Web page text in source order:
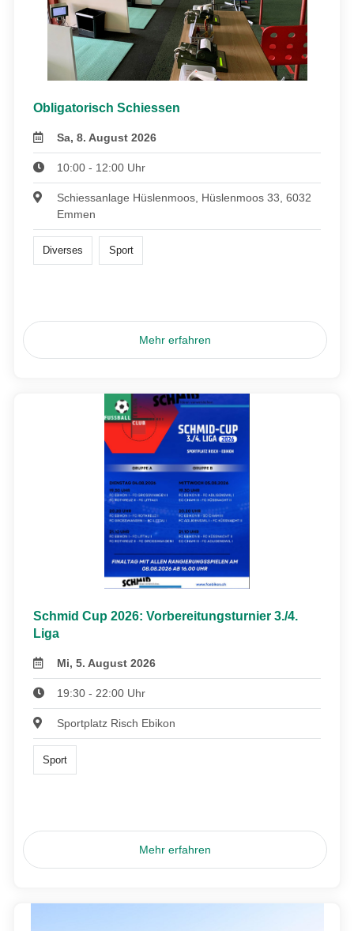
Obligatorisch Schiessen
Sa, 8. August 2026
10:00 - 12:00 Uhr
Schiessanlage Hüslenmoos, Hüslenmoos 33, 6032
Emmen
Diverses Sport
Mehr erfahren
Schmid Cup 2026: Vorbereitungsturnier 3./4.
Liga
Mi, 5. August 2026
19:30 - 22:00 Uhr
Sportplatz Risch Ebikon
Sport
Mehr erfahren